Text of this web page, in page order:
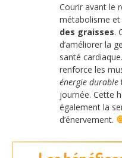
Courir avant le
métabolisme
des graisses.
d’améliorer la
santé
renforce les
énergie durable
journée. Cette
également la
d’énervement.